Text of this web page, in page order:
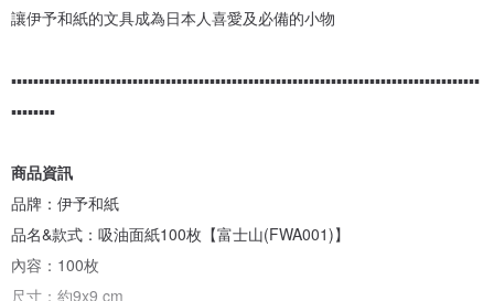
讓伊予和紙的文具成為日本人喜愛及必備的小物
▪▪▪▪▪▪▪▪▪▪▪▪▪▪▪▪▪▪▪▪▪▪▪▪▪▪▪▪▪▪▪▪▪▪▪▪▪▪▪▪▪▪▪▪▪▪▪▪▪▪▪▪▪▪▪▪▪▪▪▪▪▪▪▪▪▪▪▪▪▪▪▪▪▪▪▪▪▪▪▪▪▪▪▪▪
▪▪▪▪▪▪▪▪
商品資訊
品牌：伊予和紙
品名&款式：吸油面紙100枚【富士山(FWA001)】
內容：100枚
尺寸：約9x9 cm